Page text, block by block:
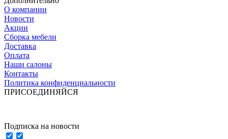
О компании
Новости
Акции
Сборка мебели
Доставка
Оплата
Наши салоны
Контакты
Политика конфиденциальности
ПРИСОЕДИНЯЙСЯ
Подписка на новости